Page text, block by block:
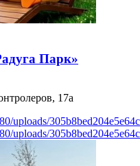
Парк»
17а
uploads/
uploads/